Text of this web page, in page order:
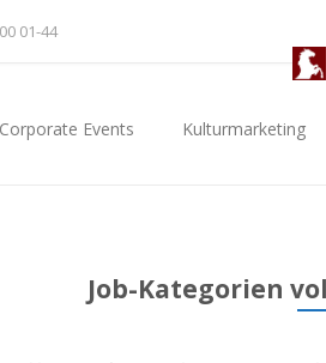
01-44
Corporate Events Kulturmarketing
Job-Kategorien